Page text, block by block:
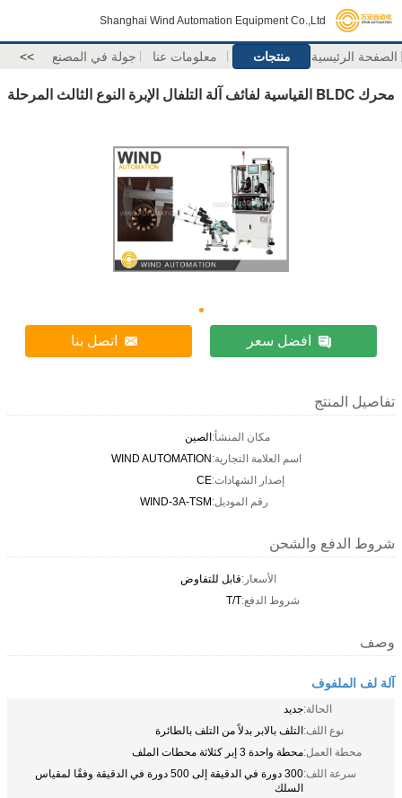
Shanghai Wind Automation Equipment Co.,Ltd
الصفحة الرئيسية منتجات معلومات عنا جولة في المصنع >>
محرك BLDC القياسية لفائف آلة التلفال الإبرة النوع الثالث المرحلة
افضل سعر اتصل بنا
تفاصيل المنتج
مكان المنشأ:الصين
اسم العلامة التجارية:WIND AUTOMATION
إصدار الشهادات:CE
رقم الموديل:WIND-3A-TSM
شروط الدفع والشحن
الأسعار:قابل للتفاوض
شروط الدفع:T/T
وصف
آلة لف الملفوف
الحالة:جديد
نوع اللف:التلف بالابر بدلاً من التلف بالطائرة
محطة العمل:محطة واحدة 3 إبر كثلاثة محطات الملف
سرعة اللف:
300 دورة في الدقيقة إلى 500 دورة في الدقيقة وفقًا لمقياس
السلك